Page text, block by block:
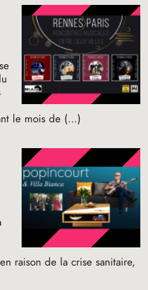
le mois de (…)
raison de la crise sanitaire,